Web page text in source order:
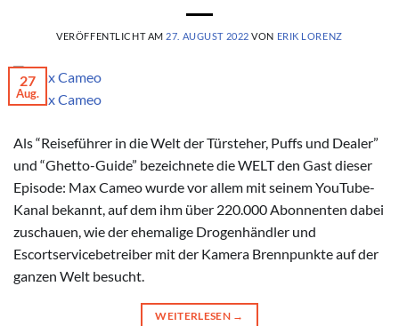
VERÖFFENTLICHT AM 27. AUGUST 2022 VON ERIK LORENZ
© Max Cameo
27
Aug.
Als “Reiseführer in die Welt der Türsteher, Puffs und Dealer”
und “Ghetto-Guide” bezeichnete die WELT den Gast dieser
Episode: Max Cameo wurde vor allem mit seinem YouTube-
Kanal bekannt, auf dem ihm über 220.000 Abonnenten dabei
zuschauen, wie der ehemalige Drogenhändler und
Escortservicebetreiber mit der Kamera Brennpunkte auf der
ganzen Welt besucht.
WEITERLESEN →